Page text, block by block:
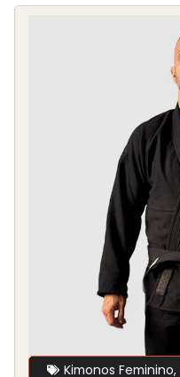
Kimonos Feminino,